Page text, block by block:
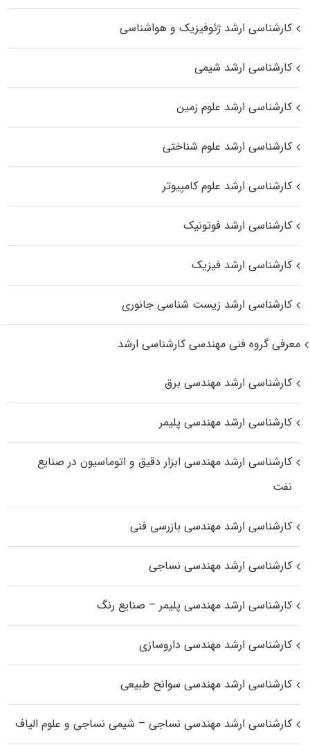
کارشناسی ارشد ژئوفیزیک و هواشناسی
کارشناسی ارشد شیمی
کارشناسی ارشد علوم زمین
کارشناسی ارشد علوم شناختی
کارشناسی ارشد علوم کامپیوتر
کارشناسی ارشد فوتونیک
کارشناسی ارشد فیزیک
کارشناسی ارشد زیست‌ شناسی جانوری
معرفی گروه فنی مهندسی کارشناسی ارشد
کارشناسی ارشد مهندسی برق
کارشناسی ارشد مهندسی پلیمر
کارشناسی ارشد مهندسی ابزار دقیق و اتوماسیون در صنایع
نفت
کارشناسی ارشد مهندسی بازرسی فنی
کارشناسی ارشد مهندسی نساجی
کارشناسی ارشد مهندسی پلیمر – صنایع رنگ
کارشناسی ارشد مهندسی داروسازی
کارشناسی ارشد مهندسی سوانح طبیعی
کارشناسی ارشد مهندسی نساجی – شیمی نساجی و علوم الیاف